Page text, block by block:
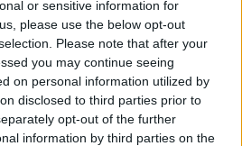
or sensitive information for
please use the below opt-out
Please note that after your
you may continue seeing
on personal information utilized by
disclosed to third parties prior to
opt-out of the further
information by third parties on the